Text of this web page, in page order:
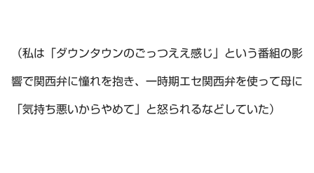
（私は「ダウンタウンのごっつええ感じ」という番組の影
響で関西弁に憧れを抱き、一時期エセ関西弁を使って母に
「気持ち悪いからやめて」と怒られるなどしていた）